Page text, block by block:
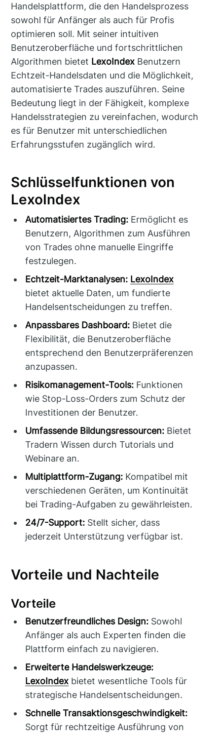
Handelsplattform, die den Handelsprozess
sowohl für Anfänger als auch für Profis
optimieren soll. Mit seiner intuitiven
Benutzeroberfläche und fortschrittlichen
Algorithmen bietet LexoIndex Benutzern
Echtzeit-Handelsdaten und die Möglichkeit,
automatisierte Trades auszuführen. Seine
Bedeutung liegt in der Fähigkeit, komplexe
Handelsstrategien zu vereinfachen, wodurch
es für Benutzer mit unterschiedlichen
Erfahrungsstufen zugänglich wird.
Schlüsselfunktionen von
LexoIndex
Automatisiertes Trading: Ermöglicht es
Benutzern, Algorithmen zum Ausführen
von Trades ohne manuelle Eingriffe
festzulegen.
Echtzeit-Marktanalysen: LexoIndex
bietet aktuelle Daten, um fundierte
Handelsentscheidungen zu treffen.
Anpassbares Dashboard: Bietet die
Flexibilität, die Benutzeroberfläche
entsprechend den Benutzerpräferenzen
anzupassen.
Risikomanagement-Tools: Funktionen
wie Stop-Loss-Orders zum Schutz der
Investitionen der Benutzer.
Umfassende Bildungsressourcen: Bietet
Tradern Wissen durch Tutorials und
Webinare an.
Multiplattform-Zugang: Kompatibel mit
verschiedenen Geräten, um Kontinuität
bei Trading-Aufgaben zu gewährleisten.
24/7-Support: Stellt sicher, dass
jederzeit Unterstützung verfügbar ist.
Vorteile und Nachteile
Vorteile
Benutzerfreundliches Design: Sowohl
Anfänger als auch Experten finden die
Plattform einfach zu navigieren.
Erweiterte Handelswerkzeuge:
LexoIndex bietet wesentliche Tools für
strategische Handelsentscheidungen.
Schnelle Transaktionsgeschwindigkeit:
Sorgt für rechtzeitige Ausführung von